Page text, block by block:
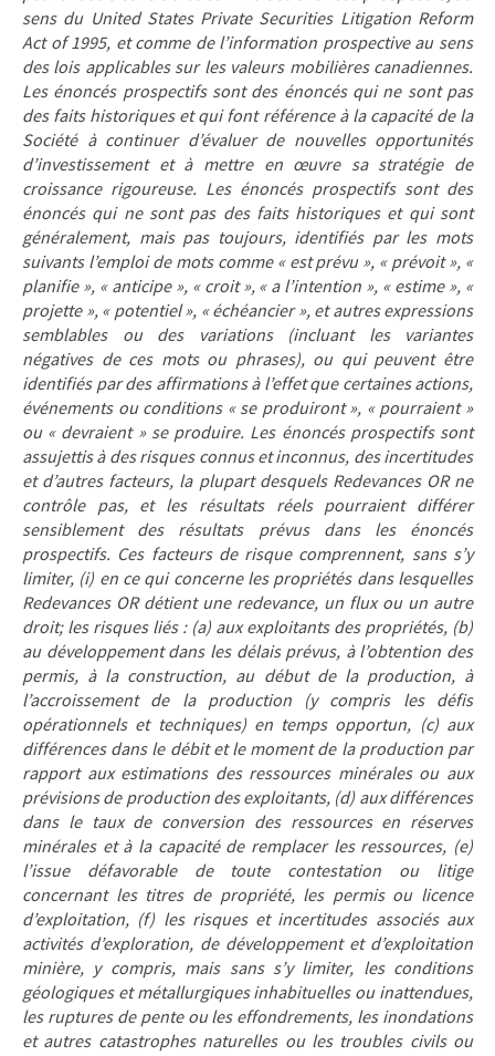
sens du United States Private Securities Litigation Reform
Act of 1995, et comme de l’information prospective au sens
des lois applicables sur les valeurs mobilières canadiennes.
Les énoncés prospectifs sont des énoncés qui ne sont pas
des faits historiques et qui font référence à la capacité de la
Société à continuer d’évaluer de nouvelles opportunités
d’investissement et à mettre en œuvre sa stratégie de
croissance rigoureuse. Les énoncés prospectifs sont des
énoncés qui ne sont pas des faits historiques et qui sont
généralement, mais pas toujours, identifiés par les mots
suivants l’emploi de mots comme « est prévu », « prévoit », «
planifie », « anticipe », « croit », « a l’intention », « estime », «
projette », « potentiel », « échéancier », et autres expressions
semblables ou des variations (incluant les variantes
négatives de ces mots ou phrases), ou qui peuvent être
identifiés par des affirmations à l’effet que certaines actions,
événements ou conditions « se produiront », « pourraient »
ou « devraient » se produire. Les énoncés prospectifs sont
assujettis à des risques connus et inconnus, des incertitudes
et d’autres facteurs, la plupart desquels Redevances OR ne
contrôle pas, et les résultats réels pourraient différer
sensiblement des résultats prévus dans les énoncés
prospectifs. Ces facteurs de risque comprennent, sans s’y
limiter, (i) en ce qui concerne les propriétés dans lesquelles
Redevances OR détient une redevance, un flux ou un autre
droit; les risques liés : (a) aux exploitants des propriétés, (b)
au développement dans les délais prévus, à l’obtention des
permis, à la construction, au début de la production, à
l’accroissement de la production (y compris les défis
opérationnels et techniques) en temps opportun, (c) aux
différences dans le débit et le moment de la production par
rapport aux estimations des ressources minérales ou aux
prévisions de production des exploitants, (d) aux différences
dans le taux de conversion des ressources en réserves
minérales et à la capacité de remplacer les ressources, (e)
l’issue défavorable de toute contestation ou litige
concernant les titres de propriété, les permis ou licence
d’exploitation, (f) les risques et incertitudes associés aux
activités d’exploration, de développement et d’exploitation
minière, y compris, mais sans s’y limiter, les conditions
géologiques et métallurgiques inhabituelles ou inattendues,
les ruptures de pente ou les effondrements, les inondations
et autres catastrophes naturelles ou les troubles civils ou